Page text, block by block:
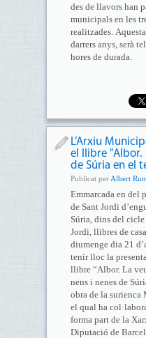
des de llavors han
municipals en les
realitzades.
darrers anys, serà
hores de durada.
L’Arxiu
el llibre "Albor.
de Súria en el
Publicat per Albert
Emmarcada en del
de Sant Jordi
Súria, dins del cicle
Jordi, llibres de
diumenge dia 21
tenir lloc la
llibre “Albor. La
nens i nenes de
obra de la surienca
el qual ha
forma part de la
Diputació de